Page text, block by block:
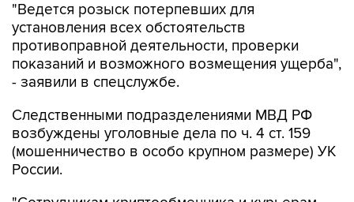
"Ведется розыск потерпевших для
установления всех обстоятельств
противоправной деятельности, проверки
показаний и возможного возмещения ущерба",
- заявили в спецслужбе.
Следственными подразделениями МВД РФ
возбуждены уголовные дела по ч. 4 ст. 159
(мошенничество в особо крупном размере) УК
России.